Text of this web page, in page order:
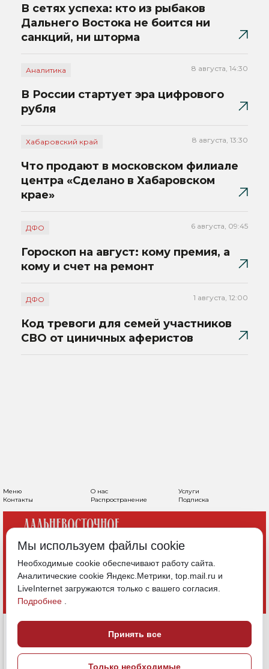
В сетях успеха: кто из рыбаков
Дальнего Востока не боится ни
санкций, ни шторма
Аналитика 8 августа, 14:30
В России стартует эра цифрового
рубля
Хабаровский край 8 августа, 13:30
Что продают в московском филиале
центра «Сделано в Хабаровском
крае»
ДФО 6 августа, 09:45
Гороскоп на август: кому премия, а
кому и счет на ремонт
ДФО 1 августа, 12:00
Код тревоги для семей участников
СВО от циничных аферистов
Меню О нас
Услуги
Контакты
Распространение Подписка
Мы используем файлы cookie
Необходимые cookie обеспечивают работу сайта.
Аналитические cookie Яндекс.Метрики, top.mail.ru и
LiveInternet загружаются только с вашего согласия.
Подробнее
Принять все
Только необходимые